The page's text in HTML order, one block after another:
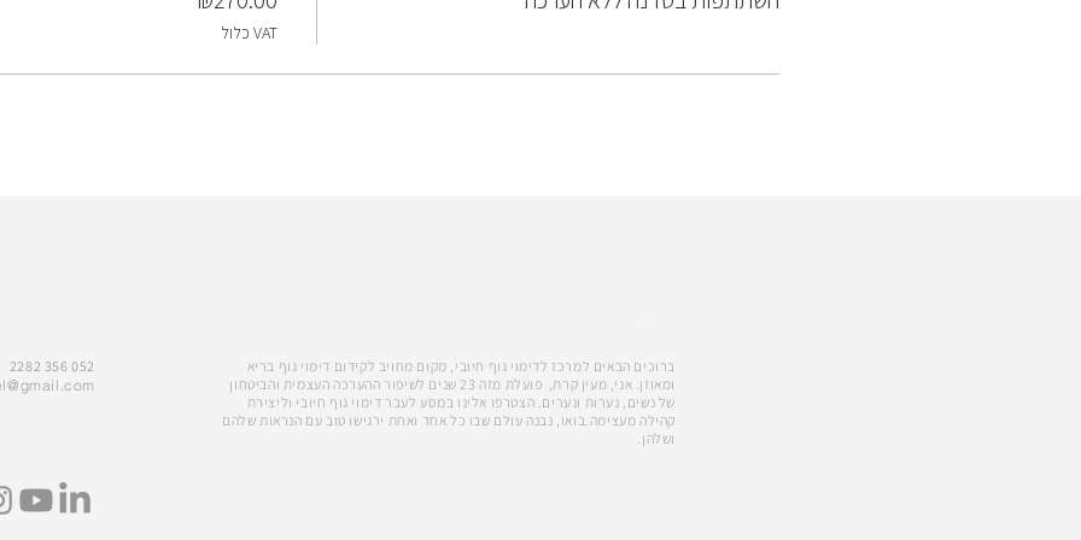
VAT כלול
ברוכים הבאים למרכז לדימוי גוף חיובי, מקום מחויב לקידום דימוי גוף בריא
ומאוזן. אני, מעין קרת, פועלת מזה 23 שנים לשיפור ההערכה העצמית והביטחון
של נשים, נערות ונערים. הצטרפו אלינו במסע לעבר דימוי גוף חיובי וליצירת
קהילה מעצימה.בואו, נבנה עולם שבו כל אחד ואחת ירגישו טוב עם הנראות שלהם
ושלהן.
052 356 2282